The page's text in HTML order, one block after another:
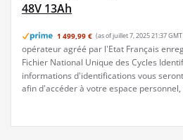
48V 13Ah
1 499,99 € (as of juillet 7, 2025 21:37
opérateur agréé par l'Etat Français
Fichier National Unique des Cycles
informations d'identifications vous
afin d'accéder à votre espace personnel,